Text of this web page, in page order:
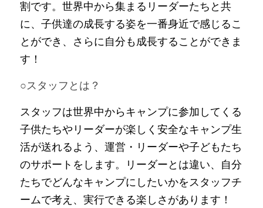
割です。世界中から集まるリーダーたちと共
に、子供達の成長する姿を一番身近で感じるこ
とができ、さらに自分も成長することができま
す！
○スタッフとは？
スタッフは世界中からキャンプに参加してくる
子供たちやリーダーが楽しく安全なキャンプ生
活が送れるよう、運営・リーダーや子どもたち
のサポートをします。リーダーとは違い、自分
たちでどんなキャンプにしたいかをスタッフチ
ームで考え、実行できる楽しさがあります！